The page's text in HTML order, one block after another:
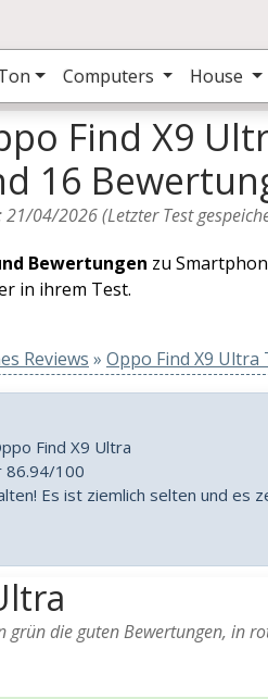
Computers House
Find X9
16
21/04/2026(Letzter Test
Bewertungen zu
in ihrem Test.
Reviews » Oppo Find X9
Find X9 Ultra
86.94/100
Es ist ziemlich selten und es
die guten Bewertungen, in